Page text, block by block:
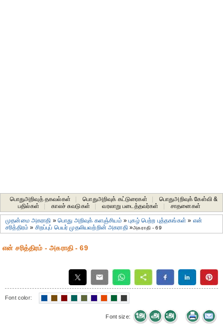
பொதுஅறிவுத் தகவல்கள் பொதுஅறிவுக் கட்டுரைகள்
பொதுஅறிவுக் கேள்வி &
பதில்கள்
காலச் சுவடுகள் வரலாறு படைத்தவர்கள் சாதனைகள்‎
முதன்மை அகராதி »பொது அறிவுக் களஞ்சியம் »புகழ் பெற்ற புத்தகங்கள் » என்
சரித்திரம் » சிறப்புப் பெயர் முதலியவற்றின் அகராதி»அகராதி - 69
என் சரித்திரம் - அகராதி - 69
Font color:
Font size: